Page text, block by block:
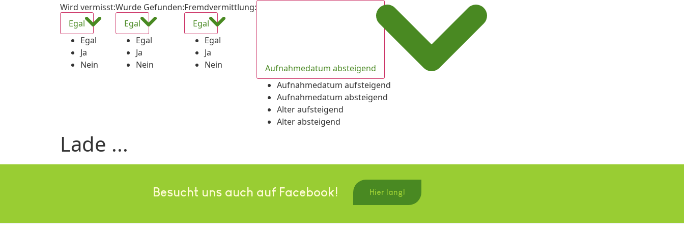
Wird vermisst:
Egal
Egal
Ja
Nein
Wurde Gefunden:
Egal
Egal
Ja
Nein
Fremdvermittlung:
Egal
Egal
Ja
Nein
Aufnahmedatum absteigend
Aufnahmedatum aufsteigend
Aufnahmedatum absteigend
Alter aufsteigend
Alter absteigend
Lade ...
Besucht uns auch auf Facebook! Hier lang!